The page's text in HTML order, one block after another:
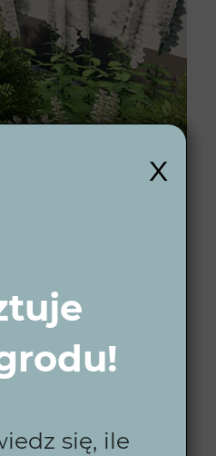
indywidualnych
od budżetu i
x
się, ile